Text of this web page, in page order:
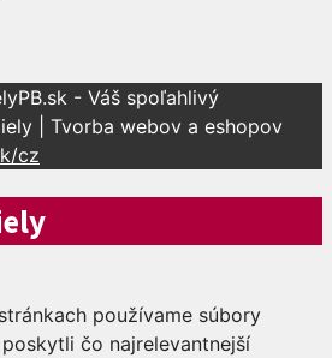
- Váš spoľahlivý
| Tvorba webov a eshopov
cz
používame súbory
čo najrelevantnejší